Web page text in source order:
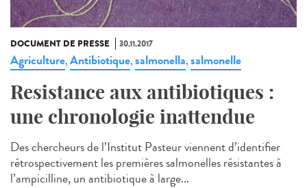
DOCUMENT DE PRESSE 30.11.2017
Agriculture,Antibiotique,salmonella,salmonelle
Resistance aux antibiotiques :
une chronologie inattendue
Des chercheurs de l’Institut Pasteur viennent d’identifier
rétrospectivement les premières salmonelles résistantes à
l’ampicilline, un antibiotique à large...